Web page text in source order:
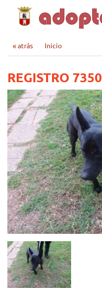
« atrás Inicio
REGISTRO 7350